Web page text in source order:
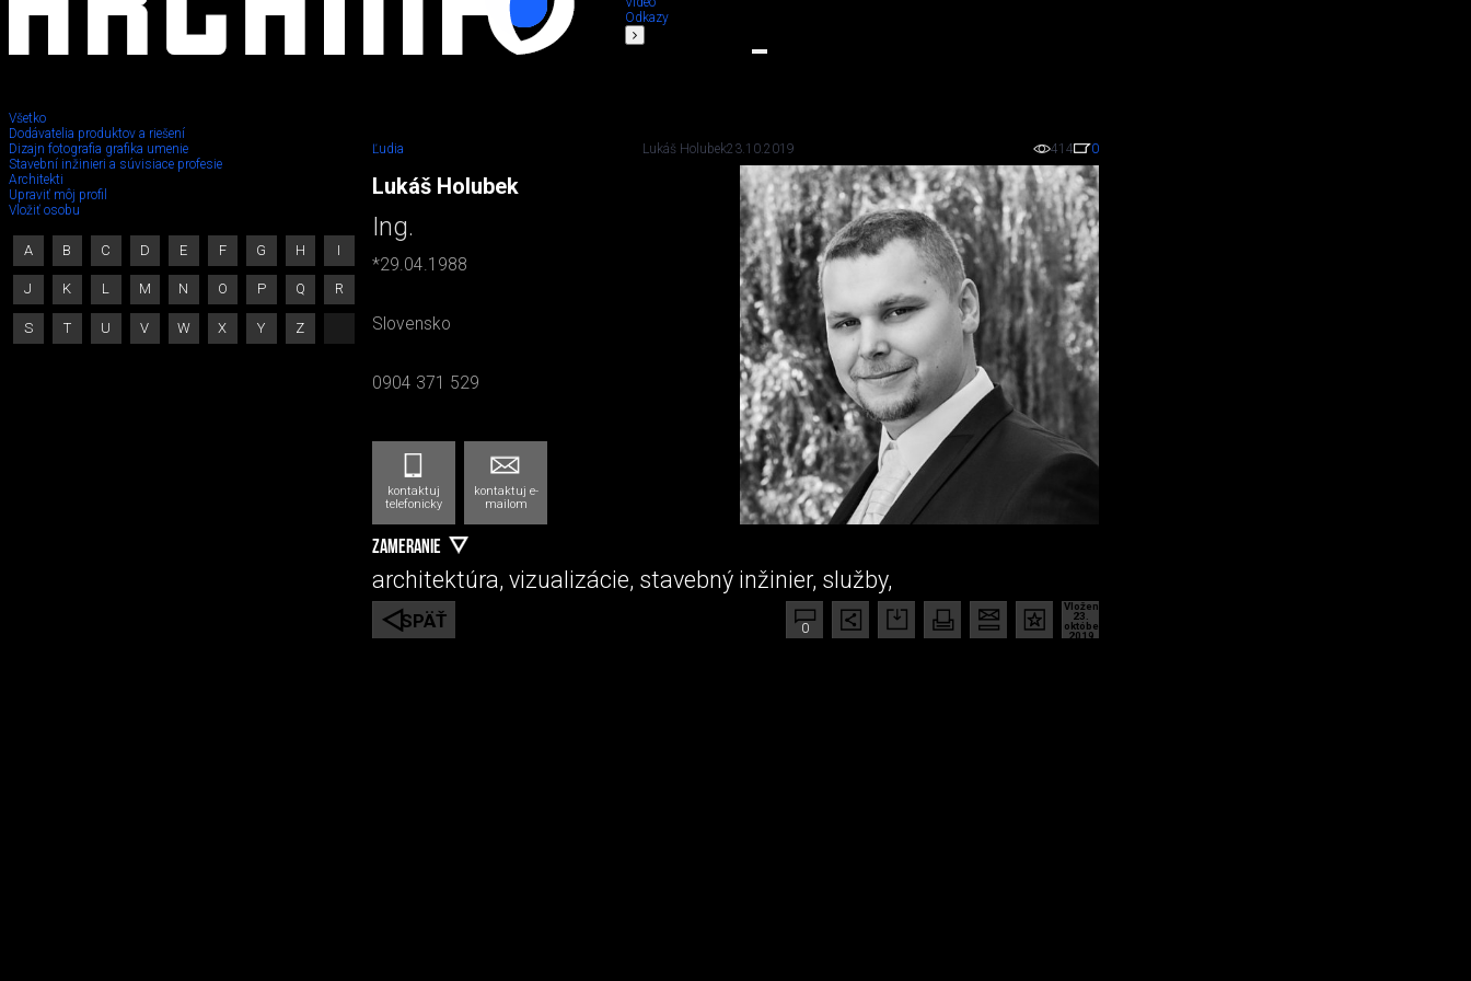
Odkazy
Všetko
Dodávatelia produktov a riešení
Dizajn fotografia grafika umenie
Stavební inžinieri a súvisiace profesie
Architekti
Upraviť môj profil
Vložiť osobu
A B C D E F G H I
J K L M N O P Q R
S T U V W X Y Z
Ľudia Lukáš Holubek23.10.2019 414 0
Lukáš Holubek
Ing.
*29.04.1988
Slovensko
0904 371 529
kontaktuj
telefonicky
kontaktuj e-
mailom
ZAMERANIE
architektúra, vizualizácie, stavebný inžinier, služby,
SPÄŤ
Vložené
23.
október
2019
0